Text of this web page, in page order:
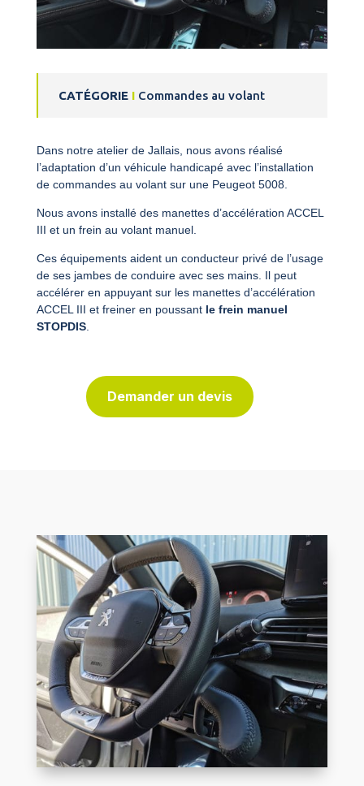
CATÉGORIE ICommandes au volant
Dans notre atelier de Jallais, nous avons réalisé
l’adaptation d’un véhicule handicapé avec l’installation
de commandes au volant sur une Peugeot 5008.
Nous avons installé des manettes d’accélération ACCEL
III et un frein au volant manuel.
Ces équipements aident un conducteur privé de l’usage
de ses jambes de conduire avec ses mains. Il peut
accélérer en appuyant sur les manettes d’accélération
ACCEL III et freiner en poussant le frein manuel
STOPDIS.
Demander un devis